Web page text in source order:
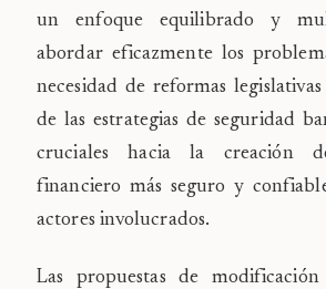
un enfoque equilibrado y
abordar eficazmente los
necesidad de reformas
de las estrategias de seguridad
cruciales hacia la creación
financiero más seguro y
actores involucrados.
Las propuestas de